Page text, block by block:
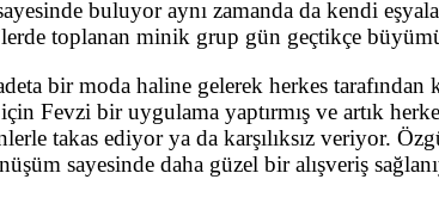
buluyor aynı zamanda da kendi
toplanan minik grup gün geçtikçe
bir moda haline gelerek herkes
Fevzi bir uygulama yaptırmış ve artık
takas ediyor ya da karşılıksız veriyor.
sayesinde daha güzel bir alışveriş